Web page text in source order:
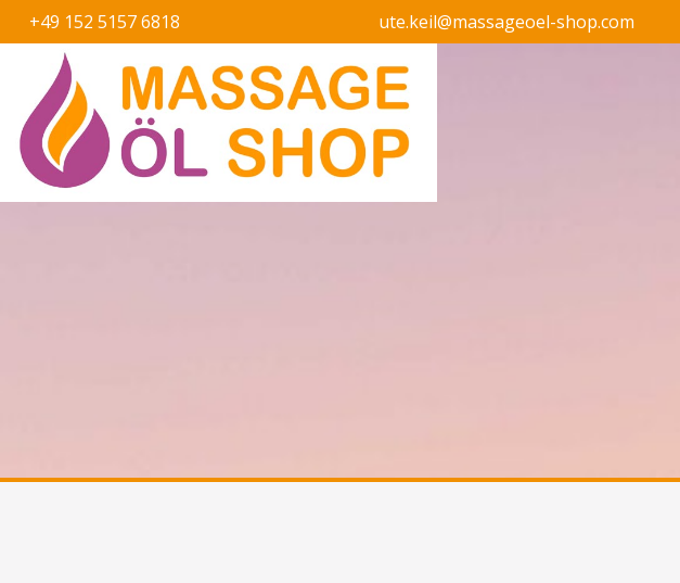
+49 152 5157 6818 ute.keil@massageoel-shop.com